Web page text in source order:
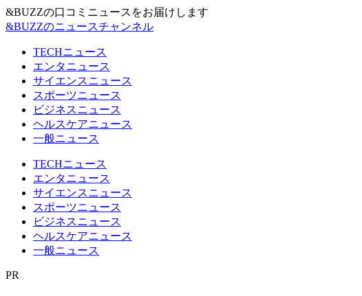
&BUZZの口コミニュースをお届けします
&BUZZのニュースチャンネル
TECHニュース
エンタニュース
サイエンスニュース
スポーツニュース
ビジネスニュース
ヘルスケアニュース
一般ニュース
TECHニュース
エンタニュース
サイエンスニュース
スポーツニュース
ビジネスニュース
ヘルスケアニュース
一般ニュース
PR